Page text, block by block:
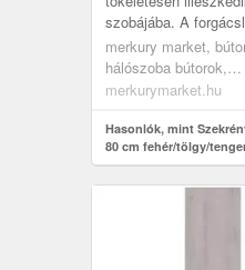
szobájába. A
készült tizenhárom
szilárd szerkezet és
funkcio...
merkury market,
hálószoba bútorok,
gardróbszekrények,
szekrények,
szekrények,
szekrények,
merkurymarket.hu
Hasonlók, mint
80 cm fehér/tölgy/